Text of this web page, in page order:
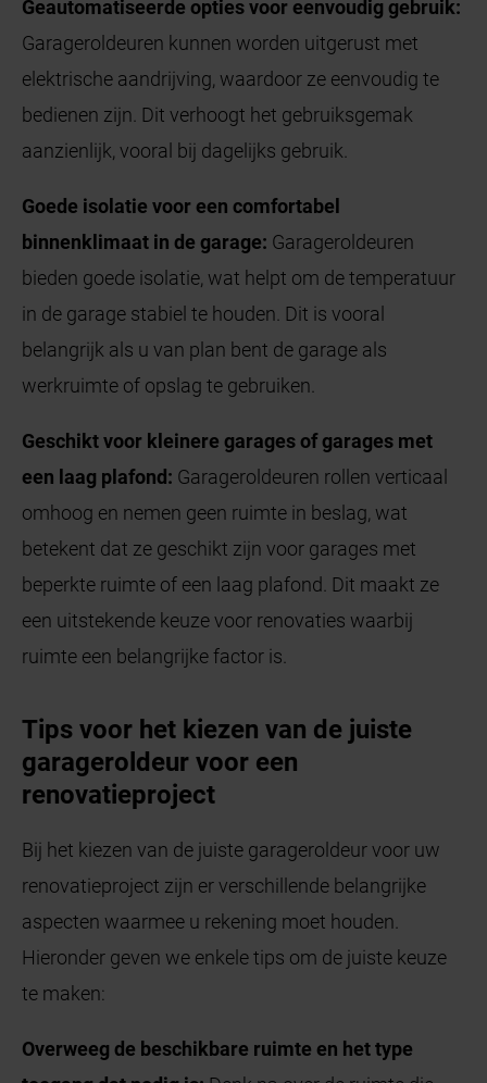
Geautomatiseerde opties voor eenvoudig gebruik:
Garageroldeuren kunnen worden uitgerust met
elektrische aandrijving, waardoor ze eenvoudig te
bedienen zijn. Dit verhoogt het gebruiksgemak
aanzienlijk, vooral bij dagelijks gebruik.
Goede isolatie voor een comfortabel
binnenklimaat in de garage: Garageroldeuren
bieden goede isolatie, wat helpt om de temperatuur
in de garage stabiel te houden. Dit is vooral
belangrijk als u van plan bent de garage als
werkruimte of opslag te gebruiken.
Geschikt voor kleinere garages of garages met
een laag plafond: Garageroldeuren rollen verticaal
omhoog en nemen geen ruimte in beslag, wat
betekent dat ze geschikt zijn voor garages met
beperkte ruimte of een laag plafond. Dit maakt ze
een uitstekende keuze voor renovaties waarbij
ruimte een belangrijke factor is.
Tips voor het kiezen van de juiste
garageroldeur voor een
renovatieproject
Bij het kiezen van de juiste garageroldeur voor uw
renovatieproject zijn er verschillende belangrijke
aspecten waarmee u rekening moet houden.
Hieronder geven we enkele tips om de juiste keuze
te maken:
Overweeg de beschikbare ruimte en het type